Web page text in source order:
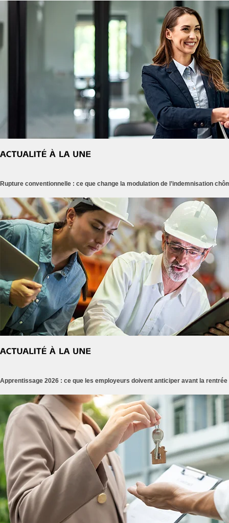
Rupture conventionnelle : ce que change la modulation de l’indemnisation
Apprentissage 2026 : ce que les employeurs doivent anticiper avant la rentrée